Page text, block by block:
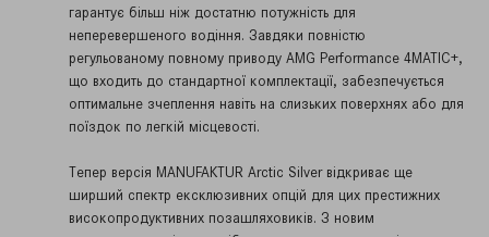
гарантує більш ніж достатню потужність для
неперевершеного водіння. Завдяки повністю
регульованому повному приводу AMG Performance 4MATIC+,
що входить до стандартної комплектації, забезпечується
оптимальне зчеплення навіть на слизьких поверхнях або для
поїздок по легкій місцевості.
Тепер версія MANUFAKTUR Arctic Silver відкриває ще
ширший спектр ексклюзивних опцій для цих престижних
високопродуктивних позашляховиків. З новим